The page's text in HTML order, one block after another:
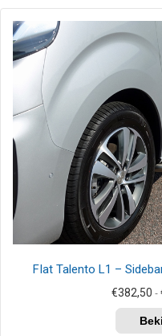
FIat Talento L1 –
€382,50 -